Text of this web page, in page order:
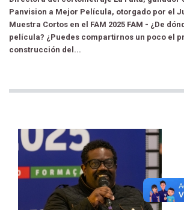
Panvision a Mejor Película, otorgado por el
Muestra Cortos en el FAM 2025 FAM - ¿De
película? ¿Puedes compartirnos un poco el
construcción del...